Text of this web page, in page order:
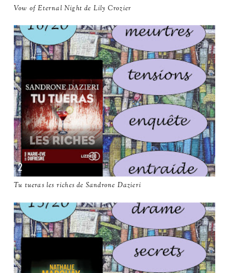
Vow of Eternal Night de Lily Crozier
Tu tueras les riches de Sandrone Dazieri